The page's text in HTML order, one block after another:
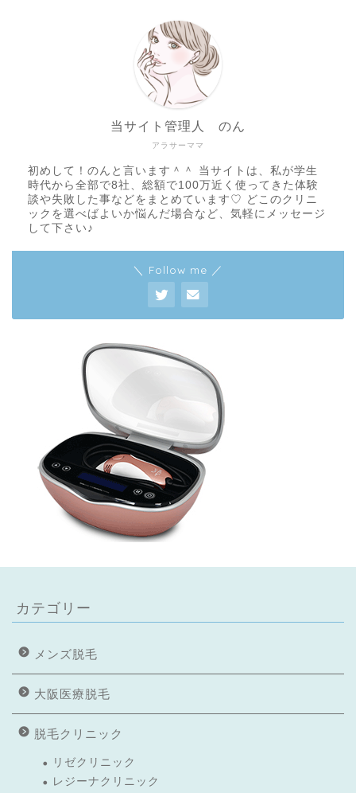
アラサーママ
当サイト管理人 のん
初めして！のんと言います＾＾ 当サイトは、私が学生
時代から全部で8社、総額で100万近く使ってきた体験
談や失敗した事などをまとめています♡ どこのクリニ
ックを選べばよいか悩んだ場合など、気軽にメッセージ
して下さい♪
＼ Follow me ／
カテゴリー
メンズ脱毛
大阪医療脱毛
脱毛クリニック
リゼクリニック
レジーナクリニック